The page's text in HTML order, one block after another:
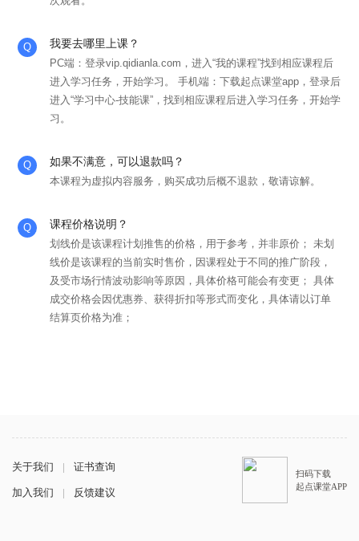
我要去哪里上课？
PC端：登录vip.qidianla.com，进入“我的课程”找到相应课程后
进入学习任务，开始学习。 手机端：下载起点课堂app，登录后
进入“学习中心-技能课”，找到相应课程后进入学习任务，开始学
习。
如果不满意，可以退款吗？
本课程为虚拟内容服务，购买成功后概不退款，敬请谅解。
课程价格说明？
划线价是该课程计划推售的价格，用于参考，并非原价； 未划
线价是该课程的当前实时售价，因课程处于不同的推广阶段，
及受市场行情波动影响等原因，具体价格可能会有变更； 具体
成交价格会因优惠券、获得折扣等形式而变化，具体请以订单
结算页价格为准；
关于我们 | 证书查询
加入我们 | 反馈建议
扫码下载
起点课堂APP